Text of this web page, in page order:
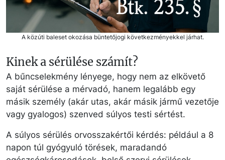
A közúti baleset okozása büntetőjogi következményekkel járhat.
Kinek a sérülése számít?
A bűncselekmény lényege, hogy nem az elkövető
saját sérülése a mérvadó, hanem legalább egy
másik személy (akár utas, akár másik jármű vezetője
vagy gyalogos) szenved súlyos testi sértést.
A súlyos sérülés orvosszakértői kérdés: például a 8
napon túl gyógyuló törések, maradandó